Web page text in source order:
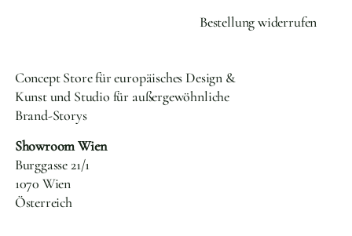
Bestellung widerrufen
Concept Store für europäisches Design &
Kunst und Studio für außergewöhnliche
Brand-Storys
Showroom Wien
Burggasse 21/1
1070 Wien
Österreich